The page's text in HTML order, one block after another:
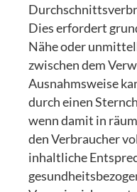
Dies erfordert
Nähe oder
zwischen dem
Ausnahmsweise
durch einen
wenn damit in
den Verbraucher
inhaltliche